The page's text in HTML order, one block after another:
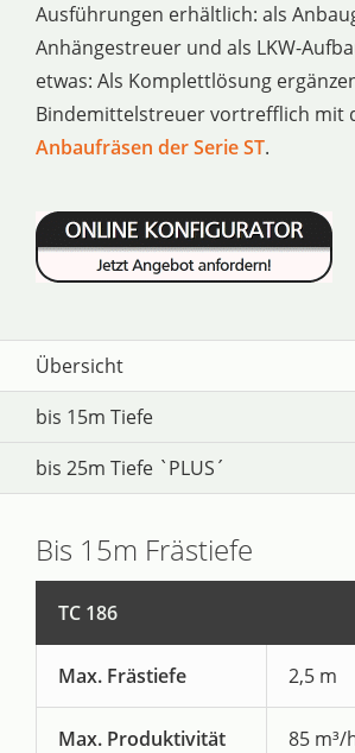
Ausführungen erhältlich: als
Anhängestreuer und als LKW-
etwas: Als Komplettlösung
Bindemittelstreuer vortrefflich mit
Anbaufräsen der Serie ST.
Übersicht
bis 15m Tiefe
bis 25m Tiefe `PLUS´
Bis 15m Frästiefe
TC 186
Max. Frästiefe 2,5 m
Max. Produktivität 85 m³/